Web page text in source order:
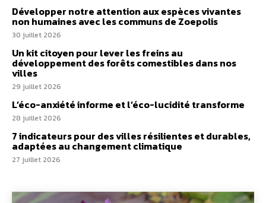
Développer notre attention aux espèces vivantes
non humaines avec les communs de Zoepolis
30 juillet 2026
Un kit citoyen pour lever les freins au
développement des forêts comestibles dans nos
villes
29 juillet 2026
L’éco-anxiété informe et l’éco-lucidité transforme
28 juillet 2026
7 indicateurs pour des villes résilientes et durables,
adaptées au changement climatique
27 juillet 2026